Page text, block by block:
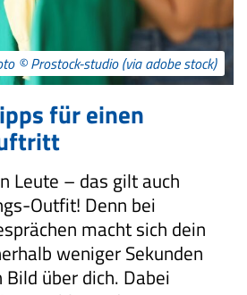
© Prostock-studio (via adobe stock)
für einen
Leute – das gilt auch
Outfit! Denn bei
macht sich dein
weniger Sekunden
über dich. Dabei